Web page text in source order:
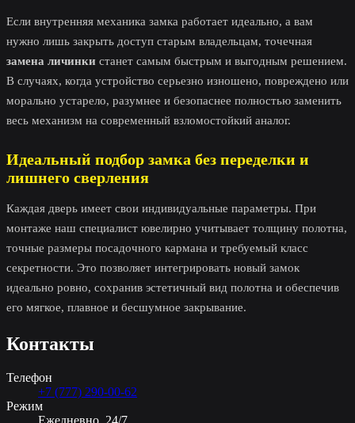
Если внутренняя механика замка работает идеально, а вам
нужно лишь закрыть доступ старым владельцам, точечная
замена личинки станет самым быстрым и выгодным решением.
В случаях, когда устройство серьезно изношено, повреждено или
морально устарело, разумнее и безопаснее полностью заменить
весь механизм на современный взломостойкий аналог.
Идеальный подбор замка без переделки и
лишнего сверления
Каждая дверь имеет свои индивидуальные параметры. При
монтаже наш специалист ювелирно учитывает толщину полотна,
точные размеры посадочного кармана и требуемый класс
секретности. Это позволяет интегрировать новый замок
идеально ровно, сохранив эстетичный вид полотна и обеспечив
его мягкое, плавное и бесшумное закрывание.
Контакты
Телефон
+7 (777) 290-00-62
Режим
Ежедневно, 24/7